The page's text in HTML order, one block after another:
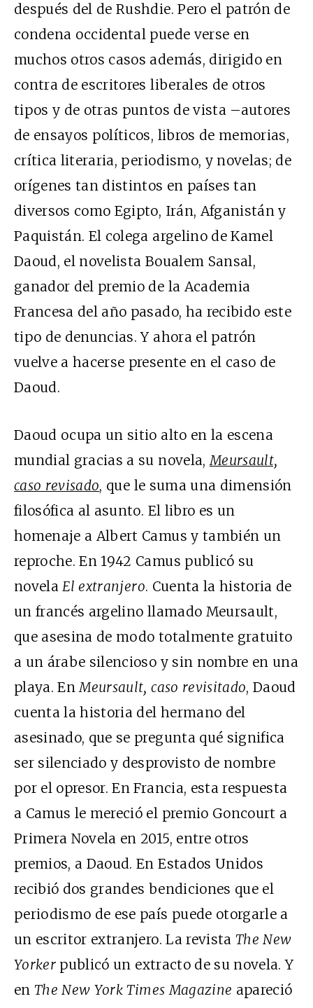
después del de Rushdie. Pero el patrón de
condena occidental puede verse en
muchos otros casos además, dirigido en
contra de escritores liberales de otros
tipos y de otras puntos de vista –autores
de ensayos políticos, libros de memorias,
crítica literaria, periodismo, y novelas; de
orígenes tan distintos en países tan
diversos como Egipto, Irán, Afganistán y
Paquistán. El colega argelino de Kamel
Daoud, el novelista Boualem Sansal,
ganador del premio de la Academia
Francesa del año pasado, ha recibido este
tipo de denuncias. Y ahora el patrón
vuelve a hacerse presente en el caso de
Daoud.
Daoud ocupa un sitio alto en la escena
mundial gracias a su novela,Meursault,
caso revisado, que le suma una dimensión
filosófica al asunto. El libro es un
homenaje a Albert Camus y también un
reproche. En 1942 Camus publicó su
novelaEl extranjero. Cuenta la historia de
un francés argelino llamado Meursault,
que asesina de modo totalmente gratuito
a un árabe silencioso y sin nombre en una
playa. EnMeursault, caso revisitado, Daoud
cuenta la historia del hermano del
asesinado, que se pregunta qué significa
ser silenciado y desprovisto de nombre
por el opresor. En Francia, esta respuesta
a Camus le mereció el premio Goncourt a
Primera Novela en 2015, entre otros
premios, a Daoud. En Estados Unidos
recibió dos grandes bendiciones que el
periodismo de ese país puede otorgarle a
un escritor extranjero. La revista The New
Yorker publicó un extracto de su novela. Y
enThe New York Times Magazine apareció